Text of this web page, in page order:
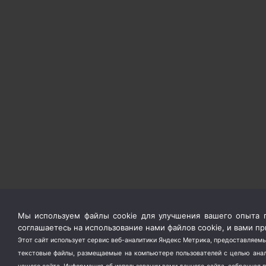
Мы используем файлы cookie для улучшения вашего опыта
соглашаетесь на использование нами файлов cookie, и вами
Этот сайт использует сервис веб-аналитики Яндекс Метрика,
текстовые файлы, размещаемые на компьютере пользователей с целью